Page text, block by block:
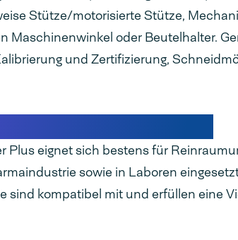
Stütze/motorisierte Stütze,
Maschinenwinkel oder Beutelhalter.
und Zertifizierung,
Plus eignet sich bestens für
sowie in Laboren
sind kompatibel mit und erfüllen eine